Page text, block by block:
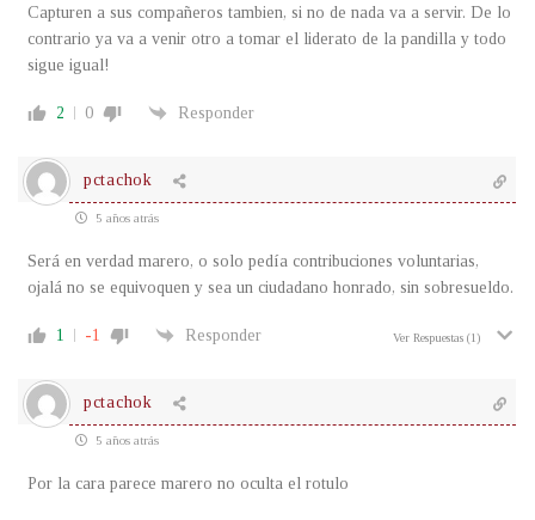
Capturen a sus compañeros tambien, si no de nada va a servir. De lo
contrario ya va a venir otro a tomar el liderato de la pandilla y todo
sigue igual!
2 0 Responder
pctachok
5 años atrás
Será en verdad marero, o solo pedía contribuciones voluntarias,
ojalá no se equivoquen y sea un ciudadano honrado, sin sobresueldo.
1 -1 Responder Ver Respuestas (1)
pctachok
5 años atrás
Por la cara parece marero no oculta el rotulo